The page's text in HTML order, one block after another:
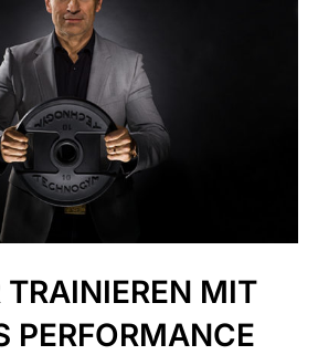
TRAINIEREN MIT
PERFORMANCE